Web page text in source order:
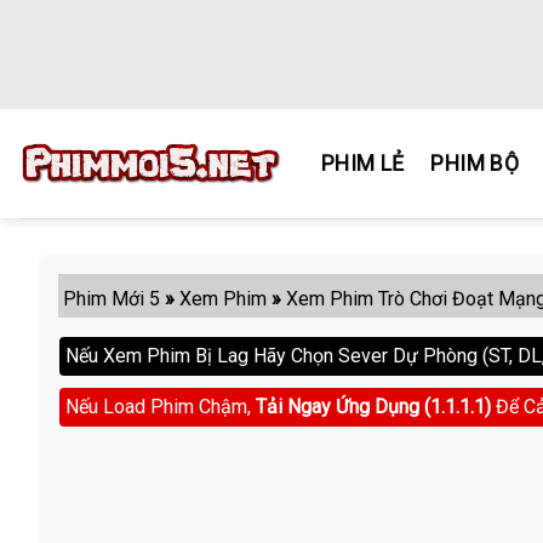
PHIM LẺ PHIM BỘ
Phim Mới 5 » Xem Phim » Xem Phim Trò Chơi Đoạt
Nếu Xem Phim Bị Lag Hãy Chọn Sever Dự Phòng (ST,
Nếu Load Phim Chậm, Tải Ngay Ứng Dụng (1.1.1.1) Để